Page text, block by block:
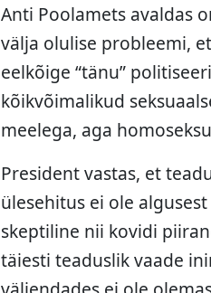
Anti Poolamets avaldas
välja olulise probleemi,
eelkõige “tänu”
kõikvõimalikud
meelega, aga
President vastas, et
ülesehitus ei ole
skeptiline nii kovidi
täiesti teaduslik vaade